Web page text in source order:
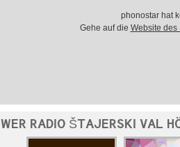
phonostar hat
Gehe auf die Website des
WER RADIO ŠTAJERSKI VAL